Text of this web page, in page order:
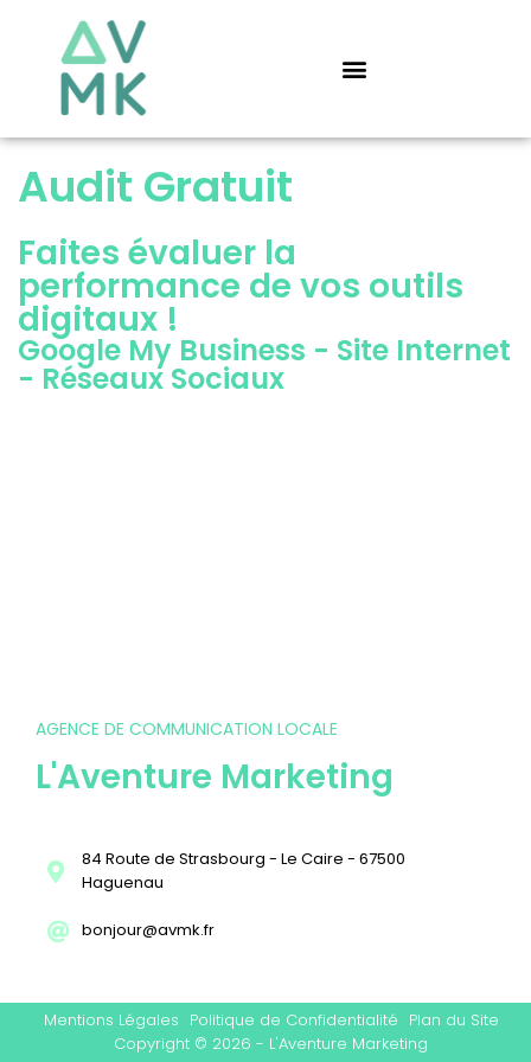
contenu
Audit Gratuit
Faites évaluer la
performance de vos outils
digitaux !
Google My Business - Site Internet
- Réseaux Sociaux
AGENCE DE COMMUNICATION LOCALE
L'Aventure Marketing
84 Route de Strasbourg - Le Caire - 67500
Haguenau
bonjour@avmk.fr
Mentions Légales Politique de Confidentialité Plan du Site
Copyright © 2026 - L'Aventure Marketing